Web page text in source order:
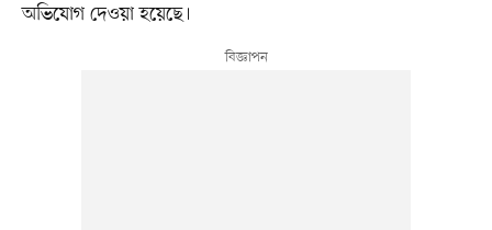
অভিযোগ দেওয়া হয়েছে।